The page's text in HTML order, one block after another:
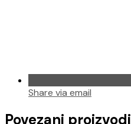
Share via email
Povezani proizvodi